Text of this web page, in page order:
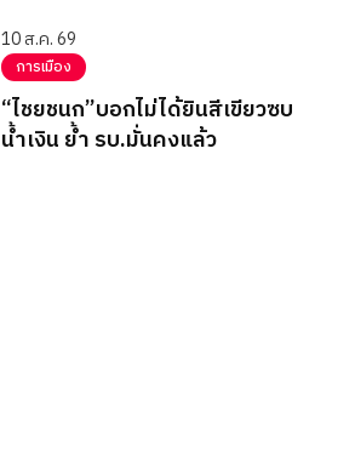
10 ส.ค. 69
การเมือง
“ไชยชนก”บอกไม่ได้ยินสีเขียวซบ
น้ำเงิน ย้ำ รบ.มั่นคงแล้ว